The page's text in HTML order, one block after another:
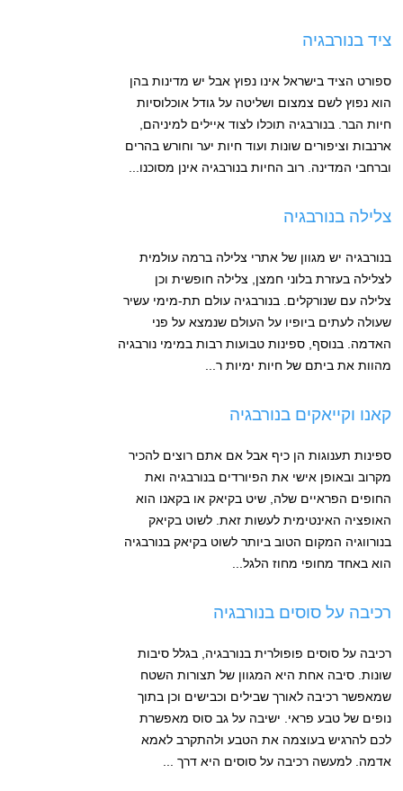
ציד בנורבגיה
ספורט הציד בישראל אינו נפוץ אבל יש מדינות בהן
הוא נפוץ לשם צמצום ושליטה על גודל אוכלוסיות
חיות הבר. בנורבגיה תוכלו לצוד איילים למיניהם,
ארנבות וציפורים שונות ועוד חיות יער וחורש בהרים
וברחבי המדינה. רוב החיות בנורבגיה אינן מסוכנו...
צלילה בנורבגיה
בנורבגיה יש מגוון של אתרי צלילה ברמה עולמית
לצלילה בעזרת בלוני חמצן, צלילה חופשית וכן
צלילה עם שנורקלים. בנורבגיה עולם תת-מימי עשיר
שעולה לעתים ביופיו על העולם שנמצא על פני
האדמה. בנוסף, ספינות טבועות רבות במימי נורבגיה
מהוות את ביתם של חיות ימיות ר...
קאנו וקייאקים בנורבגיה
ספינות תענוגות הן כיף אבל אם אתם רוצים להכיר
מקרוב ובאופן אישי את הפיורדים בנורבגיה ואת
החופים הפראיים שלה, שיט בקיאק או בקאנו הוא
האופציה האינטימית לעשות זאת. לשוט בקיאק
בנורווגיה המקום הטוב ביותר לשוט בקיאק בנורבגיה
הוא באחד מחופי מחוז הלגל...
רכיבה על סוסים בנורבגיה
רכיבה על סוסים פופולרית בנורבגיה, בגלל סיבות
שונות. סיבה אחת היא המגוון של תצורות השטח
שמאפשר רכיבה לאורך שבילים וכבישים וכן בתוך
נופים של טבע פראי. ישיבה על גב סוס מאפשרת
לכם להרגיש בעוצמה את הטבע ולהתקרב לאמא
אדמה. למעשה רכיבה על סוסים היא דרך ...